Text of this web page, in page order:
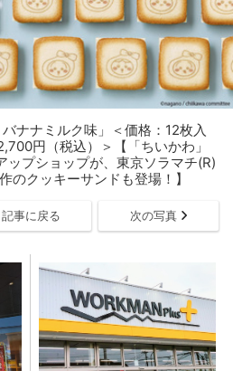
ナナミルク味」＜価格：12枚入
円（税込）＞【「ちいかわ」
ップショップが、東京ソラマチ(R)
のクッキーサンドも登場！】
記事に戻る 次の写真